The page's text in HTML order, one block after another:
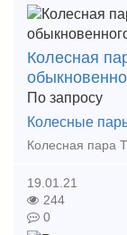
Колесная
По запросу
Колесные
19.01.21
244
0